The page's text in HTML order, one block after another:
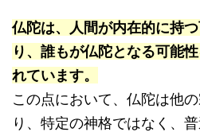
仏陀は、人間が内在的に持
り、誰もが仏陀となる可能
れています。
この点において、仏陀は他
り、特定の神格ではなく、